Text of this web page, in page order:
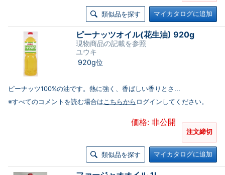
類似品を探す マイカタログに追加
ピーナッツオイル(花生油) 920g
現物商品の記載を参照
ユウキ
920g位
ピーナッツ100%の油です。熱に強く、香ばしい香りとさ...
※すべてのコメントを読む場合はこちらから ログインしてください。
価格: 非公開
注文締切
類似品を探す マイカタログに追加